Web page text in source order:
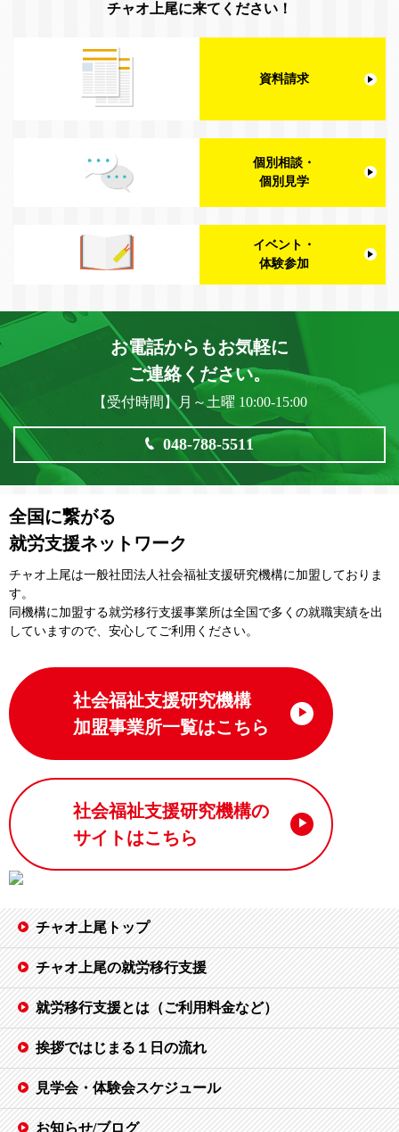
チャオ上尾に来てください！
資料請求
個別相談・
個別見学
イベント・
体験参加
お電話からもお気軽に
ご連絡ください。
【受付時間】月～土曜 10:00-15:00
048-788-5511
全国に繋がる
就労支援ネットワーク
チャオ上尾は一般社団法⼈社会福祉⽀援研究機構に加盟しておりま
す。
同機構に加盟する就労移⾏⽀援事業所は全国で多くの就職実績を出
していますので、安⼼してご利⽤ください。
社会福祉支援研究機構
加盟事業所一覧はこちら
社会福祉支援研究機構の
サイトはこちら
チャオ上尾トップ
チャオ上尾の就労移行支援
就労移行支援とは（ご利用料金など）
挨拶ではじまる１日の流れ
見学会・体験会スケジュール
お知らせ/ブログ